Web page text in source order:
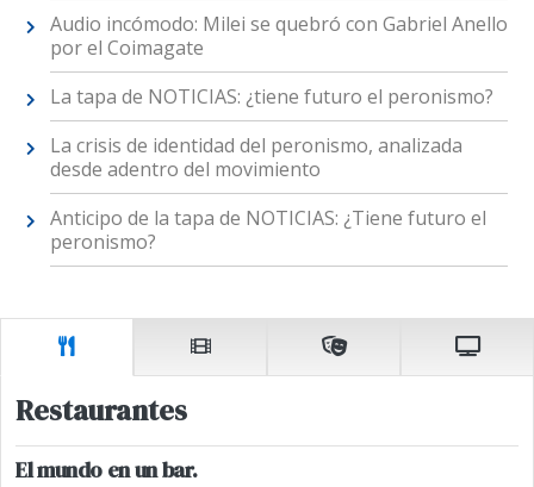
Audio incómodo: Milei se quebró con Gabriel Anello
por el Coimagate
La tapa de NOTICIAS: ¿tiene futuro el peronismo?
La crisis de identidad del peronismo, analizada
desde adentro del movimiento
Anticipo de la tapa de NOTICIAS: ¿Tiene futuro el
peronismo?
Restaurantes
El mundo en un bar.